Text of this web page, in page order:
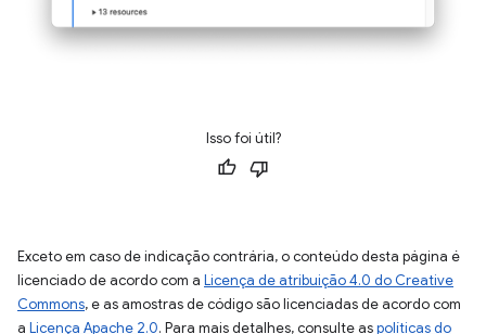
Isso foi útil?
Exceto em caso de indicação contrária, o conteúdo desta página é
licenciado de acordo com a Licença de atribuição 4.0 do Creative
Commons, e as amostras de código são licenciadas de acordo com
a Licença Apache 2.0. Para mais detalhes, consulte aspolíticas do